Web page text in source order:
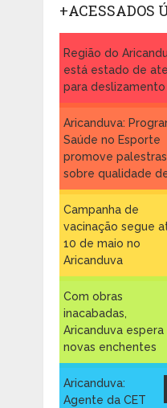
+ACESSADOS
Região do
está estado de
para deslizamento
Aricanduva:
Saúde no Esporte
promove palestras
sobre qualidade
Campanha de
vacinação segue
10 de maio no
Aricanduva
Com obras
inacabadas,
Aricanduva espera
novas enchentes
Aricanduva:
Agente da CET